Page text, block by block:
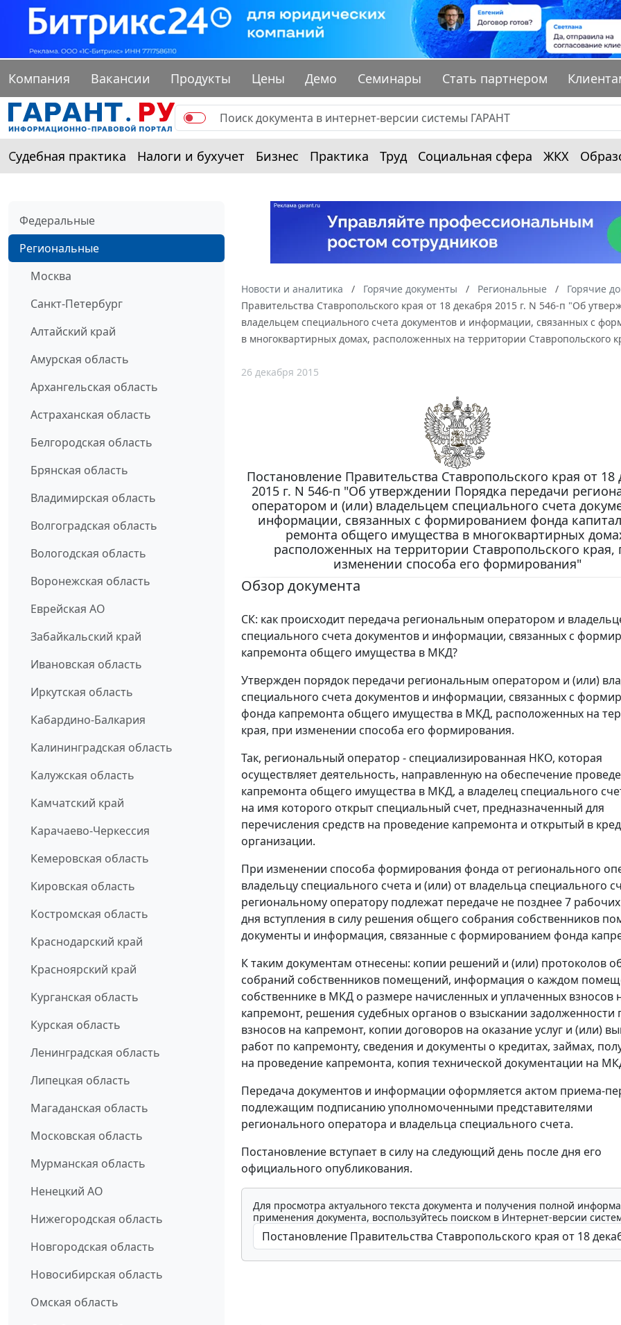
Компания Вакансии Продукты Цены Демо Семинары Стать партнером
Судебная практика Налоги и бухучет Бизнес Практика Труд Социальная сфера ЖКХ
Федеральные
Региональные
Москва
Санкт-Петербург
Алтайский край
Амурская область
Архангельская область
Астраханская область
Белгородская область
Брянская область
Владимирская область
Волгоградская область
Вологодская область
Воронежская область
Еврейская АО
Забайкальский край
Ивановская область
Иркутская область
Кабардино-Балкария
Калининградская область
Калужская область
Камчатский край
Карачаево-Черкессия
Кемеровская область
Кировская область
Костромская область
Краснодарский край
Красноярский край
Курганская область
Курская область
Ленинградская область
Липецкая область
Магаданская область
Московская область
Мурманская область
Ненецкий АО
Нижегородская область
Новгородская область
Новосибирская область
Омская область
Новости и аналитика Горячие документы Региональные Горячие
Правительства Ставропольского края от 18 декабря 2015 г. N 546-п "Об
владельцем специального счета документов и информации, связанных с
в многоквартирных домах, расположенных на территории Ставропольского
26 декабря 2015
Постановление Правительства Ставропольского края от 18
2015 г. N 546-п "Об утверждении Порядка передачи
оператором и (или) владельцем специального счета
информации, связанных с формированием фонда
ремонта общего имущества в многоквартирных
расположенных на территории Ставропольского края,
изменении способа его формирования"
Обзор документа
СК: как происходит передача региональным оператором и
специального счета документов и информации, связанных с
капремонта общего имущества в МКД?
Утвержден порядок передачи региональным оператором и (или)
специального счета документов и информации, связанных с
фонда капремонта общего имущества в МКД, расположенных на
края, при изменении способа его формирования.
Так, региональный оператор - специализированная НКО, которая
осуществляет деятельность, направленную на обеспечение
капремонта общего имущества в МКД, а владелец специального
на имя которого открыт специальный счет, предназначенный для
перечисления средств на проведение капремонта и открытый в
организации.
При изменении способа формирования фонда от регионального
владельцу специального счета и (или) от владельца специального
региональному оператору подлежат передаче не позднее 7
дня вступления в силу решения общего собрания собственников
документы и информация, связанные с формированием фонда
К таким документам отнесены: копии решений и (или) протоколов
собраний собственников помещений, информация о каждом
собственнике в МКД о размере начисленных и уплаченных взносов
капремонт, решения судебных органов о взыскании задолженности
взносов на капремонт, копии договоров на оказание услуг и (или)
работ по капремонту, сведения и документы о кредитах, займах,
на проведение капремонта, копия технической документации на
Передача документов и информации оформляется актом приема-
подлежащим подписанию уполномоченными представителями
регионального оператора и владельца специального счета.
Постановление вступает в силу на следующий день после дня его
официального опубликования.
Для просмотра актуального текста документа и получения полной
применения документа, воспользуйтесь поиском в Интернет-версии